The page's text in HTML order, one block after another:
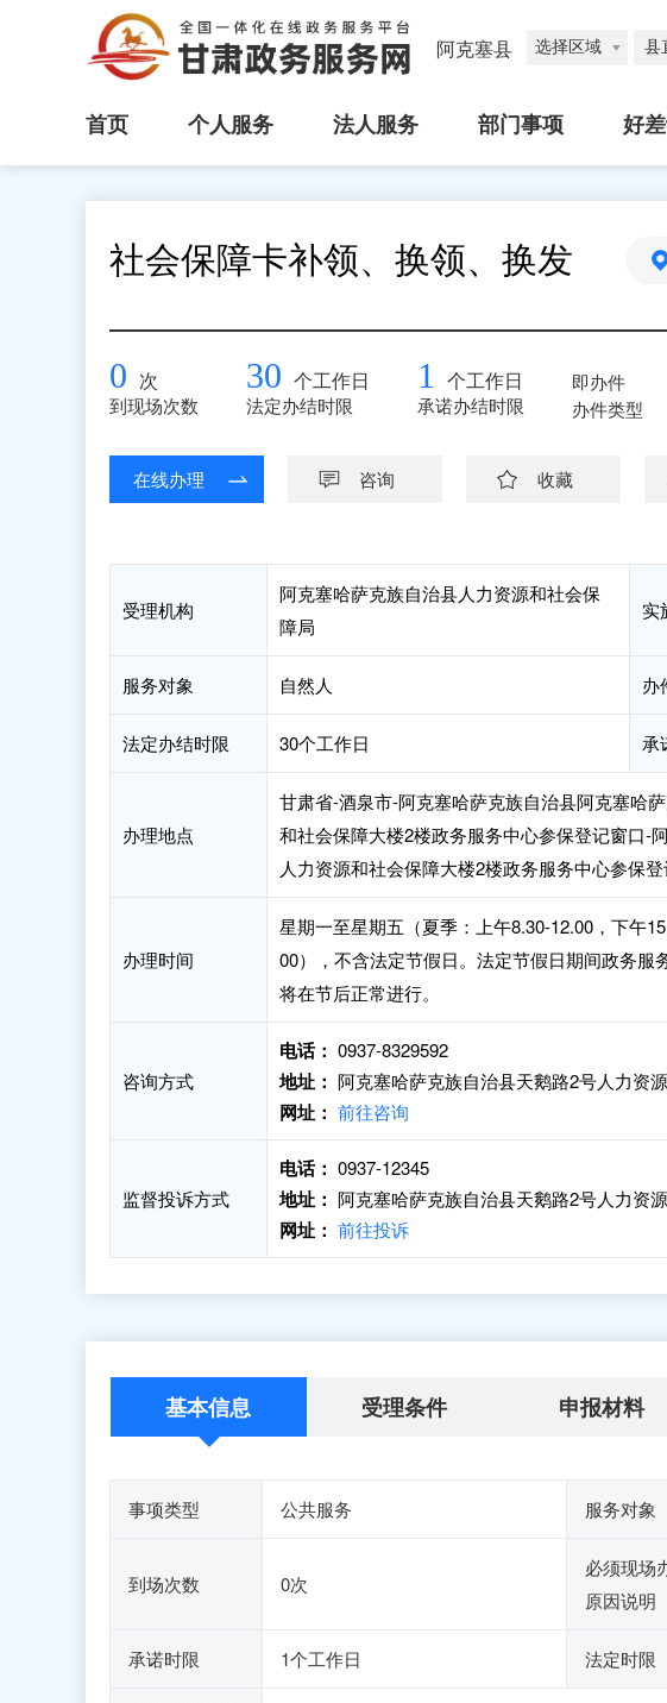
阿克塞县 选择区域 县
首页 个人服务 法人服务 部门事项 好
社会保障卡补领、换领、换发
0 次
到现场次数
30 个工作日
法定办结时限
1 个工作日
承诺办结时限
即办件
办件类型
在线办理 咨询 收藏
受理机构
阿克塞哈萨克族自治县人力资源和社会保
障局
实
服务对象 自然人 办
法定办结时限 30个工作日 承
办理地点
甘肃省-酒泉市-阿克塞哈萨克族自治县阿克塞哈
和社会保障大楼2楼政务服务中心参保登记窗口-
人力资源和社会保障大楼2楼政务服务中心参保登
办理时间
星期一至星期五（夏季：上午8.30-12.00，下午
00），不含法定节假日。法定节假日期间政务
将在节后正常进行。
咨询方式
电话： 0937-8329592
地址： 阿克塞哈萨克族自治县天鹅路2号人力资
网址： 前往咨询
监督投诉方式
电话： 0937-12345
地址： 阿克塞哈萨克族自治县天鹅路2号人力资
网址： 前往投诉
基本信息 受理条件 申报材料
事项类型 公共服务 服务对象
到场次数 0次
必须现场
原因说明
承诺时限 1个工作日 法定时限